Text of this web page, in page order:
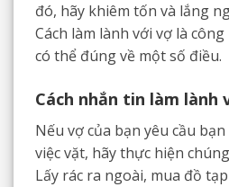
đó, hãy khiêm tốn và lắng
Cách làm lành với vợ là
có thể đúng về một số điều.
Cách nhắn tin làm lành
Nếu vợ của bạn yêu cầu
việc vặt, hãy thực hiện
Lấy rác ra ngoài, mua đồ